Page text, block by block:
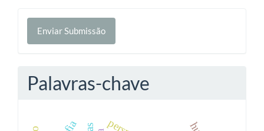
Enviar
Submissão
Enviar Submissão
Palavras-chave